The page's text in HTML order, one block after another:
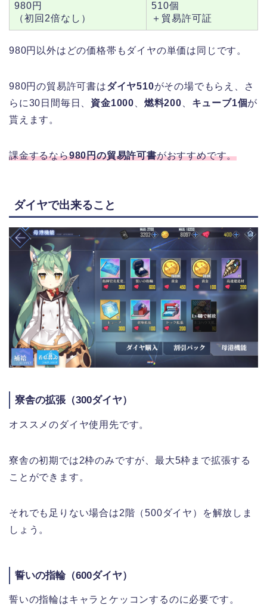
980円
（初回2倍なし）
510個
＋貿易許可証
980円以外はどの価格帯もダイヤの単価は同じです。
980円の貿易許可書はダイヤ510がその場でもらえ、さ
らに30日間毎日、 資金1000 燃料200 キューブ1個が
貰えます。
課金するなら980円の貿易許可書がおすすめです。
ダイヤで出来ること
寮舎の拡張（300ダイヤ）
オススメのダイヤ使用先です。
寮舎の初期では2枠のみですが、最大5枠まで拡張する
ことができます。
それでも足りない場合は2階（500ダイヤ）を解放しま
しょう。
誓いの指輪（600ダイヤ）
誓いの指輪はキャラとケッコンするのに必要です。